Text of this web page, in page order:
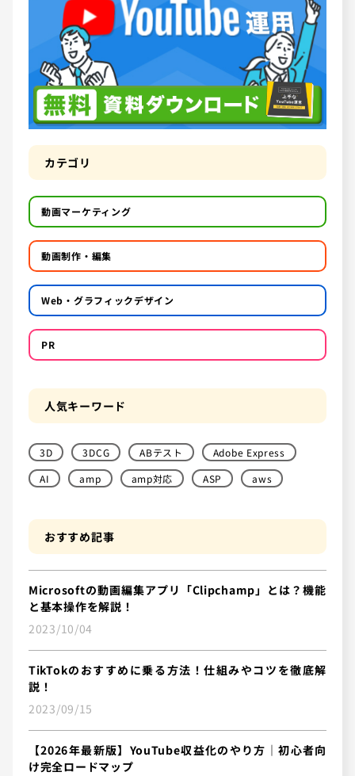
カテゴリ
動画マーケティング
動画制作・編集
Web・グラフィックデザイン
PR
人気キーワード
3D 3DCG ABテスト
Adobe Express
AI
amp amp対応 ASP aws
おすすめ記事
Microsoftの動画編集アプリ「Clipchamp」とは？機能
と基本操作を解説！
2023/10/04
TikTokのおすすめに乗る方法！仕組みやコツを徹底解
説！
2023/09/15
【2026年最新版】YouTube収益化のやり方｜初心者向
け完全ロードマップ